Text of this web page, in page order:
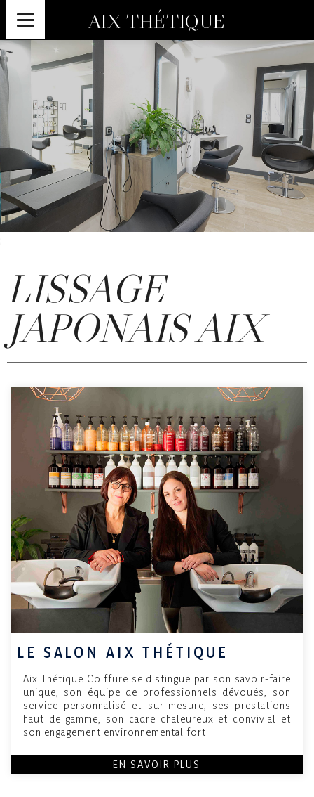
AIX THÉTIQUE
;
LISSAGE
JAPONAIS AIX
LE SALON AIX THÉTIQUE
Aix Thétique Coiffure se distingue par son savoir-faire
unique, son équipe de professionnels dévoués, son
service personnalisé et sur-mesure, ses prestations
haut de gamme, son cadre chaleureux et convivial et
son engagement environnemental fort.
EN SAVOIR PLUS